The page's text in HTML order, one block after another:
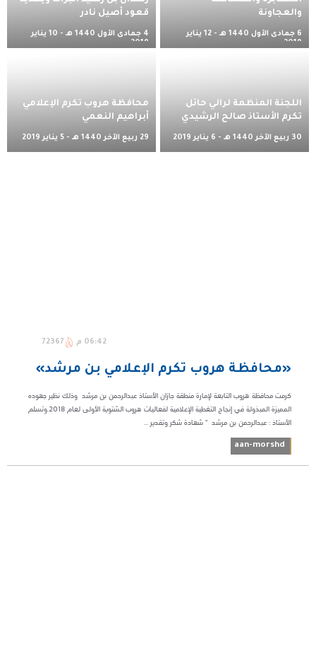
والعجاونة
6 جمادى الأول 1440 هـ - 12 يناير
2019 م
قعود أصيل نادر
4 جمادى الأول 1440 هـ - 10 يناير
2019 م
اللجنة المنظمة لرالي حائل
تكرم الأستاذ صالح الرشيدي
30 ربيع الآخر 1440 هـ - 6 يناير 2019
محافظة هروب تكرم الإعلامي
أبراهيم النعمي
29 ربيع الآخر 1440 هـ - 5 يناير 2019
06:42 م 72367
«محافظة هروب تكرم الإعلامي بن مرشد»
كرمت محافظة هروب التابعة لإمارة منطقة جازان الأستاذ عبدالرحمن بن مرشد وذلك نظير جهوده
المميزة المبذولة في إنجاح التغطية الإعلامية لفعاليات هروب الشتوية الأولى لعام 2018.وتسلم
الأستاذ : عبدالرحمن بن مرشد " شهادة شكر وتقدير ...
aan-morshd